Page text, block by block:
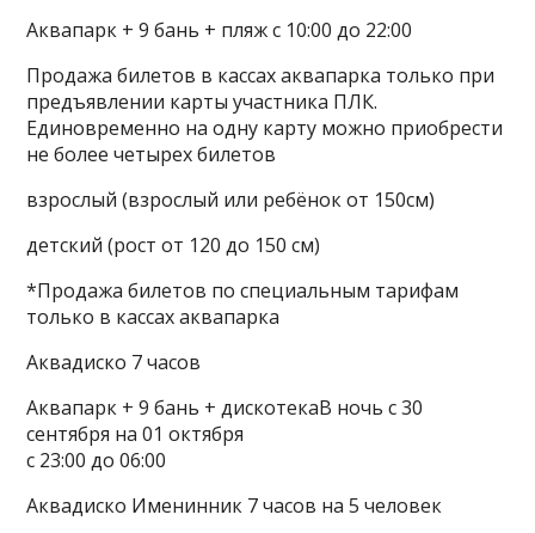
Аквапарк + 9 бань + пляж с 10:00 до 22:00
Продажа билетов в кассах аквапарка только при
предъявлении карты участника ПЛК.
Единовременно на одну карту можно приобрести
не более четырех билетов
взрослый (взрослый или ребёнок от 150см)
детский (рост от 120 до 150 см)
*Продажа билетов по специальным тарифам
только в кассах аквапарка
Аквадиско 7 часов
Аквапарк + 9 бань + дискотекаВ ночь с 30
сентября на 01 октября
с 23:00 до 06:00
Аквадиско Именинник 7 часов на 5 человек